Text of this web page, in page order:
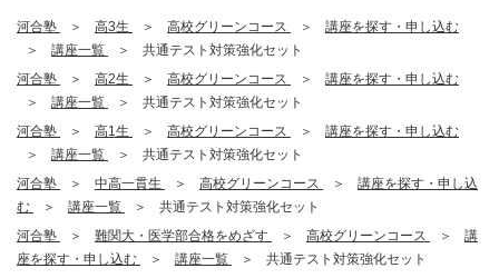
河合塾 高3生 高校グリーンコース
講座を探す・申し込む
講座一覧
共通テスト対策強化セット
河合塾
高2生 高校グリーンコース
講座を探す・申し込む
講座一覧
共通テスト対策強化セット
河合塾
高1生 高校グリーンコース
講座を探す・申し込む
講座一覧
共通テスト対策強化セット
河合塾
中高一貫生 高校グリーンコース
講座を探す・申し込
む
講座一覧
共通テスト対策強化セット
河合塾
難関大・医学部合格をめざす 高校グリーンコース
講
座を探す・申し込む
講座一覧
共通テスト対策強化セット